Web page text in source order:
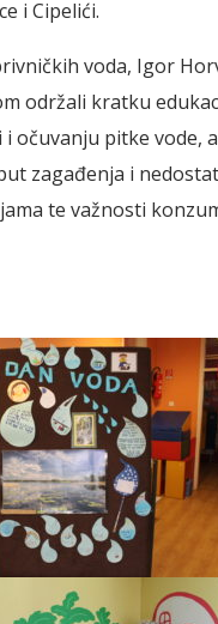
i Cipelići.
voda, Igor
održali kratku
i očuvanju pitke vode,
zagađenja i
te važnosti